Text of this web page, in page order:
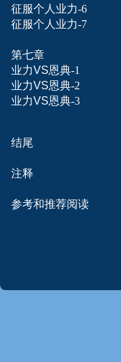
征服个人业力-6
征服个人业力-7
第七章
业力VS恩典-1
业力VS恩典-2
业力VS恩典-3
结尾
注释
参考和推荐阅读